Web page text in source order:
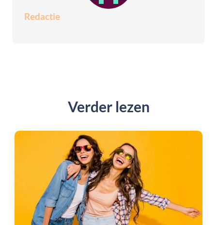
Redactie
Verder lezen